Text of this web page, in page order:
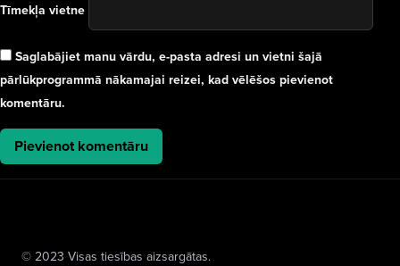
Tīmekļa vietne
Saglabājiet manu vārdu, e-pasta adresi un vietni šajā
pārlūkprogrammā nākamajai reizei, kad vēlēšos pievienot
komentāru.
© 2023 Visas tiesības aizsargātas.